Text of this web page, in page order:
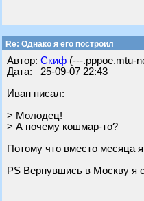
Re: Однако я его построил
Автор: Скиф (---.pppoe.mtu-
Дата: 25-09-07 22:43
Иван писал:
> Молодец!
> А почему кошмар-то?
Потому что вместо месяца
PS Вернувшись в Москву я